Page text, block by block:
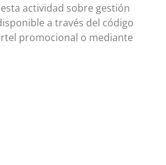
actividad sobre gestión
a través del código
promocional o mediante